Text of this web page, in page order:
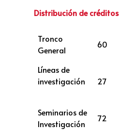
Distribución de créditos
Tronco
General
60
Líneas de
investigación
27
Seminarios de
Investigación
72